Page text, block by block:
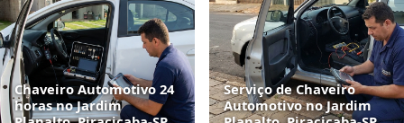
Chaveiro Automotivo 24
horas no Jardim
Serviço de Chaveiro
Automotivo no Jardim